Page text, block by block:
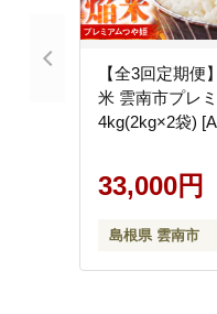
【全3回定期便
米 雲南市プレ
4kg(2kg×2袋)
33,000円
島根県 雲南市